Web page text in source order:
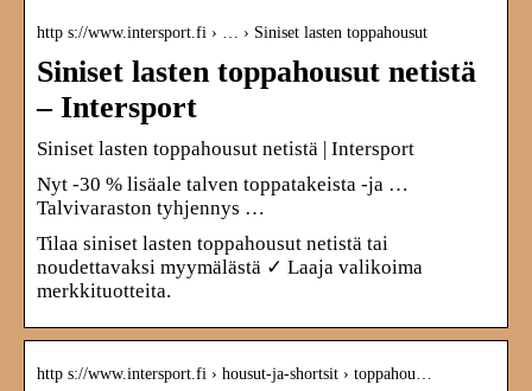
http s://www.intersport.fi › … › Siniset lasten toppahousut
Siniset lasten toppahousut netistä
– Intersport
Siniset lasten toppahousut netistä | Intersport
Nyt -30 % lisäale talven toppatakeista -ja …
Talvivaraston tyhjennys …
Tilaa siniset lasten toppahousut netistä tai
noudettavaksi myymälästä ✓ Laaja valikoima
merkkituotteita.
http s://www.intersport.fi › housut-ja-shortsit › toppahou…